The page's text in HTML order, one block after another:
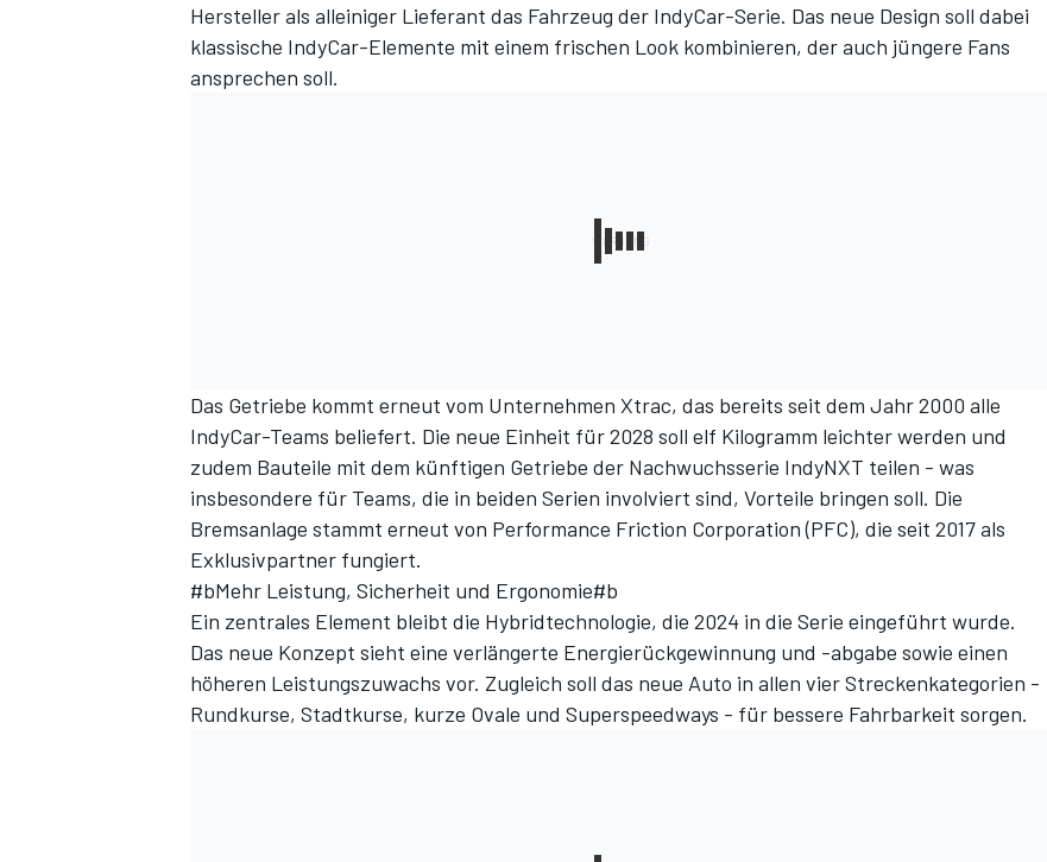
Hersteller als alleiniger Lieferant das Fahrzeug der IndyCar-Serie. Das neue Design soll dabei
klassische IndyCar-Elemente mit einem frischen Look kombinieren, der auch jüngere Fans
ansprechen soll.
Das Getriebe kommt erneut vom Unternehmen Xtrac, das bereits seit dem Jahr 2000 alle
IndyCar-Teams beliefert. Die neue Einheit für 2028 soll elf Kilogramm leichter werden und
zudem Bauteile mit dem künftigen Getriebe der Nachwuchsserie IndyNXT teilen - was
insbesondere für Teams, die in beiden Serien involviert sind, Vorteile bringen soll. Die
Bremsanlage stammt erneut von Performance Friction Corporation (PFC), die seit 2017 als
Exklusivpartner fungiert.
#bMehr Leistung, Sicherheit und Ergonomie#b
Ein zentrales Element bleibt die Hybridtechnologie, die 2024 in die Serie eingeführt wurde.
Das neue Konzept sieht eine verlängerte Energierückgewinnung und -abgabe sowie einen
höheren Leistungszuwachs vor. Zugleich soll das neue Auto in allen vier Streckenkategorien -
Rundkurse, Stadtkurse, kurze Ovale und Superspeedways - für bessere Fahrbarkeit sorgen.